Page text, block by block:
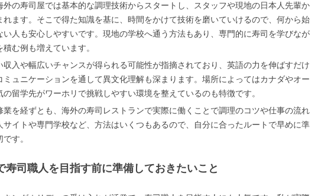
外の寿司屋では基本的な調理技術からスタートし、スタッフや現地の日本人先輩か
れます。そこで得た知識を基に、時間をかけて技術を磨いていけるので、何から始
い人も安心しやすいです。現地の学校へ通う方法もあり、専門的に寿司を学びなが
む例も増えています。
収入や幅広いチャンスが得られる可能性が指摘されており、英語の力を伸ばすだけ
ミュニケーションを通して異文化理解も深まります。場所によってはカナダやオー
留学先がワーホリで挑戦しやすい環境を整えているのも特徴です。
業を経ずとも、海外の寿司レストランで実際に働くことで調理のコツや仕事の流れ
サイトや専門学校など、方法はいくつもあるので、自分に合ったルートで早めに準
す。
寿司職人を目指す前に準備しておきたいこと